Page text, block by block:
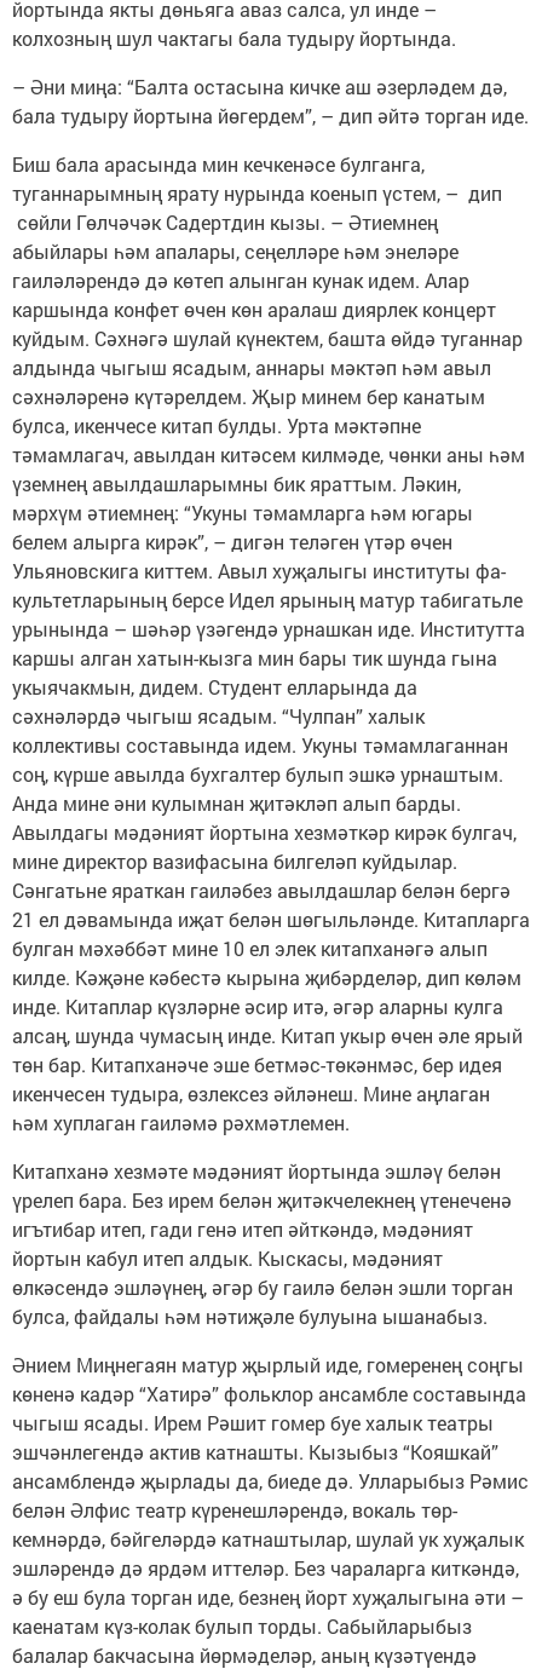
йортында якты дөньяга аваз салса, ул инде –
колхозның шул чактагы бала тудыру ­йортында.
– Әни миңа: “Балта остасына кичке аш әзерләдем дә,
бала тудыру йортына йөгердем”, – дип әйтә торган иде.
Биш бала арасында мин кечкенәсе булганга,
туганнарымның ярату нурында коенып үстем, – дип
сөйли Гөлчәчәк Садертдин кызы. – Әтиемнең
абыйлары һәм апалары, сеңелләре һәм энеләре
гаиләләрендә дә көтеп алынган кунак идем. Алар
каршында конфет өчен көн аралаш диярлек концерт
куйдым. Сәхнәгә шулай күнектем, башта өйдә туганнар
алдында чыгыш ясадым, аннары мәктәп һәм авыл
сәхнәләренә күтәрелдем. Җыр минем бер канатым
булса, икенчесе китап булды. Урта мәктәпне
тәмамлагач, авылдан китәсем кил­мәде, чөнки аны һәм
үзем­нең авылдашларымны бик яраттым. Ләкин,
мәрхүм әтиемнең: “Укуны тәмамларга һәм югары
белем алырга кирәк”, – дигән теләген үтәр өчен
Ульяновскига киттем. Авыл хуҗалыгы институты фа­
культетларының берсе Идел ярының матур табигатьле
урынында – шәһәр үзәгендә урнашкан иде. Институтта
каршы алган хатын-кызга мин бары тик шунда гына
укыячакмын, дидем. Студент елларында да
сәхнәләрдә чыгыш ясадым. “Чулпан” халык
коллективы составында идем. Укуны тәмамлаганнан
соң, күрше авылда бухгалтер булып эшкә урнаштым.
Анда мине әни кулымнан җитәкләп алып барды.
Авылдагы мәдәният йортына хезмәткәр кирәк булгач,
мине директор вазифасына билгеләп куйдылар.
Сәнгатьне яраткан гаиләбез авылдашлар белән бергә
21 ел дә­вамында иҗат белән шө­гыльләнде. Китапларга
булган мә­хәббәт мине 10 ел элек китап­ханәгә алып
килде. Кәҗәне кәбестә кырына җибәрделәр, дип көләм
инде. Китаплар күзләрне әсир итә, әгәр аларны кулга
алсаң, шунда чумасың инде. Китап укыр өчен әле ярый
төн бар. Китапханәче эше бетмәс-төкәнмәс, бер идея
икенчесен тудыра, өзлексез әйләнеш. Мине аңлаган
һәм хуплаган гаиләмә рәхмәтлемен.
Китапханә хезмәте мәдәният ­йортында эшләү белән
үрелеп бар­а. Без ирем белән җитәкчелекнең үтене­ченә
игътибар итеп, гади генә итеп әйткәндә, мәдәният
йортын кабул итеп алдык. Кыскасы, мәдәният
өлкәсендә эшләүнең, әгәр бу гаилә белән эшли торган
булса, файдалы һәм нәтиҗәле булуына ышанабыз.
Әнием Миңнегаян матур җырлый иде, гоме­ренең соңгы
көненә кадәр “Хатирә” фольклор ансамбле составында
чыгыш ясады. Ирем Рәшит гомер буе халык теат­ры
эшчәнлегендә актив катнашты. Кызыбыз “Кояшкай”
ансам­б­лендә җырлады да, биеде дә. Улларыбыз Рәмис
белән Әлфис театр күре­нешләрендә, вокаль төр­
кемнәрдә, бәйгеләрдә катнаштылар, шулай ук хуҗалык
эшләрендә дә ярдәм иттеләр. Без чараларга киткәндә,
ә бу еш була торган иде, безнең йорт хуҗалыгына әти –
каенатам күз-колак булып торды. Сабыйларыбыз
балалар бакчасына йөрмәделәр, аның күзәтүендә